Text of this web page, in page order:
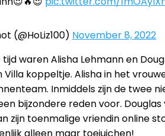
(@HoLiz100) November 8, 2022
waren Alisha Lehmann en
koppeltje. Alisha in het
Inmiddels zijn de twee
bijzondere reden voor.
zijn toenmalige vriendin online